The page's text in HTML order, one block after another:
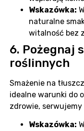
Wskazówka:
naturalne
witalność bez
6. Pożegnaj
roślinnych
Smażenie na
idealne warunki do
zdrowie,
Wskazówka: